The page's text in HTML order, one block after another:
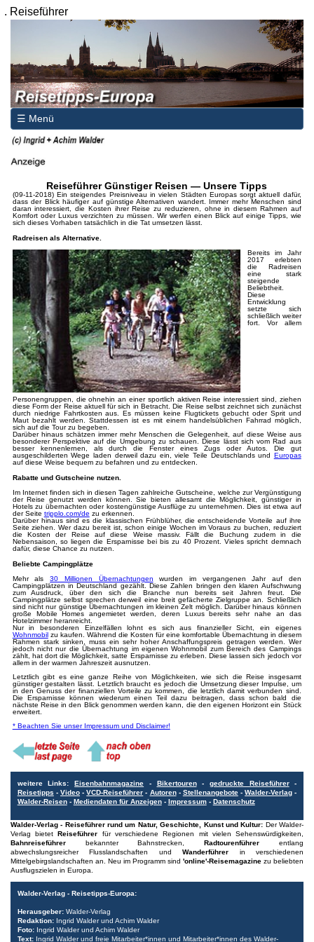
. Reiseführer
☰ Menü
Reiseführer Günstiger Reisen — Unsere Tipps
(09-11-2018) Ein steigendes Preisniveau in vielen Städten Europas sorgt aktuell dafür,
dass der Blick häufiger auf günstige Alternativen wandert. Immer mehr Menschen sind
daran interessiert, die Kosten ihrer Reise zu reduzieren, ohne in diesem Rahmen auf
Komfort oder Luxus verzichten zu müssen. Wir werfen einen Blick auf einige Tipps, wie
sich dieses Vorhaben tatsächlich in die Tat umsetzen lässt.
Radreisen als Alternative.
Bereits im Jahr
2017 erlebten
die Radreisen
eine stark
steigende
Beliebtheit.
Diese
Entwicklung
setzte sich
schließlich weiter
fort. Vor allem
Personengruppen, die ohnehin an einer sportlich aktiven Reise interessiert sind, ziehen
diese Form der Reise aktuell für sich in Betracht. Die Reise selbst zeichnet sich zunächst
durch niedrige Fahrtkosten aus. Es müssen keine Flugtickets gebucht oder Sprit und
Maut bezahlt werden. Stattdessen ist es mit einem handelsüblichen Fahrrad möglich,
sich auf die Tour zu begeben.
Darüber hinaus schätzen immer mehr Menschen die Gelegenheit, auf diese Weise aus
besonderer Perspektive auf die Umgebung zu schauen. Diese lässt sich vom Rad aus
besser kennenlernen, als durch die Fenster eines Zugs oder Autos. Die gut
ausgeschilderten Wege laden derweil dazu ein, viele Teile Deutschlands und Europas
auf diese Weise bequem zu befahren und zu entdecken.
Rabatte und Gutscheine nutzen.
Im Internet finden sich in diesen Tagen zahlreiche Gutscheine, welche zur Vergünstigung
der Reise genutzt werden können. Sie bieten allesamt die Möglichkeit, günstiger in
Hotels zu übernachten oder kostengünstige Ausflüge zu unternehmen. Dies ist etwa auf
der Seite tripplo.com/de zu erkennen.
Darüber hinaus sind es die klassischen Frühblüher, die entscheidende Vorteile auf ihre
Seite ziehen. Wer dazu bereit ist, schon einige Wochen im Voraus zu buchen, reduziert
die Kosten der Reise auf diese Weise massiv. Fällt die Buchung zudem in die
Nebensaison, so liegen die Ersparnisse bei bis zu 40 Prozent. Vieles spricht demnach
dafür, diese Chance zu nutzen.
Beliebte Campingplätze
Mehr als30 Millionen Übernachtungen wurden im vergangenen Jahr auf den
Campingplätzen in Deutschland gezählt. Diese Zahlen bringen den klaren Aufschwung
zum Ausdruck, über den sich die Branche nun bereits seit Jahren freut. Die
Campingplätze selbst sprechen derweil eine breit gefächerte Zielgruppe an. Schließlich
sind nicht nur günstige Übernachtungen im kleinen Zelt möglich. Darüber hinaus können
große Mobile Homes angemietet werden, deren Luxus bereits sehr nahe an das
Hotelzimmer heranreicht.
Nur in besonderen Einzelfällen lohnt es sich aus finanzieller Sicht, ein eigenes
Wohnmobilzu kaufen. Während die Kosten für eine komfortable Übernachtung in diesem
Rahmen stark sinken, muss ein sehr hoher Anschaffungspreis getragen werden. Wer
jedoch nicht nur die Übernachtung im eigenen Wohnmobil zum Bereich des Campings
zählt, hat dort die Möglichkeit, satte Ersparnisse zu erleben. Diese lassen sich jedoch vor
allem in der warmen Jahreszeit ausnutzen.
Letztlich gibt es eine ganze Reihe von Möglichkeiten, wie sich die Reise insgesamt
günstiger gestalten lässt. Letztlich braucht es jedoch die Umsetzung dieser Impulse, um
in den Genuss der finanziellen Vorteile zu kommen, die letztlich damit verbunden sind.
Die Ersparnisse können wiederum einen Teil dazu beitragen, dass schon bald die
nächste Reise in den Blick genommen werden kann, die den eigenen Horizont ein Stück
erweitert.
* Beachten Sie unser Impressum und Disclaimer!
weitere Links:Eisenbahnmagazine - Bikertouren- gedruckte Reiseführer-
Reisetipps - Video -VCD-Reiseführer - Autoren- Stellenangebote-Walder-Verlag -
Walder-Reisen- Mediendaten für Anzeigen- Impressum- Datenschutz
Walder-Verlag - Reiseführer rund um Natur, Geschichte, Kunst und Kultur: Der Walder-
Verlag bietetReiseführer für verschiedene Regionen mit vielen Sehenswürdigkeiten,
Bahnreiseführerbekannter Bahnstrecken,Radtourenführer entlang
abwechslungsreicher Flusslandschaften undWanderführer in verschiedenen
Mittelgebirgslandschaften an. Neu im Programm sind'online'-Reisemagazine zu beliebten
Ausflugszielen in Europa.
Walder-Verlag - Reisetipps-Europa:
Herausgeber:Walder-Verlag
Redaktion: Ingrid Walder und Achim Walder
Foto: Ingrid Walder und Achim Walder
Text: Ingrid Walder und freie Mitarbeiter*innen und Mitarbeiter*innen des Walder-